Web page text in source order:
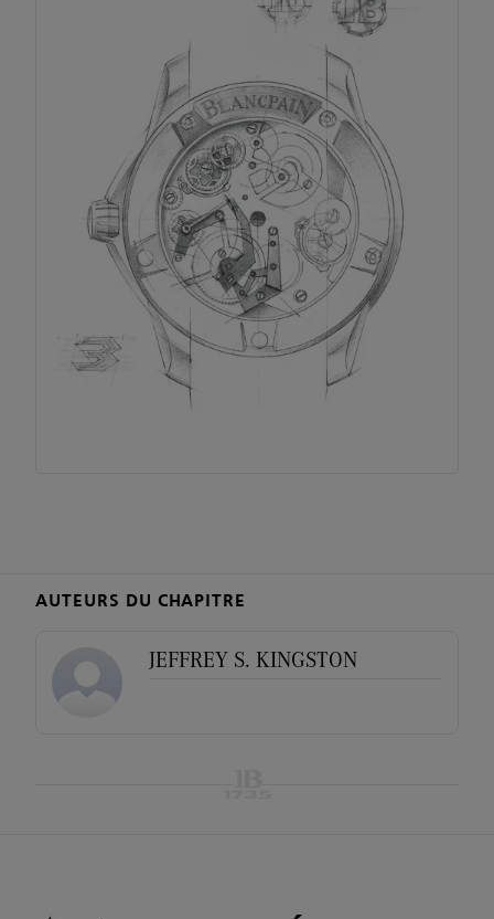
AUTEURS DU CHAPITRE
JEFFREY S. KINGSTON